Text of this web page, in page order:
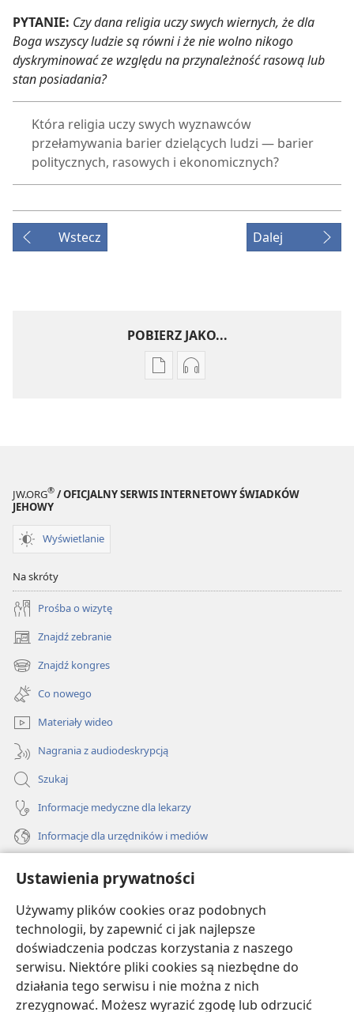
Ustawienia prywatności
Używamy plików cookies oraz podobnych
technologii, by zapewnić ci jak najlepsze
doświadczenia podczas korzystania z naszego
serwisu. Niektóre pliki cookies są niezbędne do
działania tego serwisu i nie można z nich
zrezygnować. Możesz wyrazić zgodę lub odrzucić
PYTANIE: Czy dana religia uczy swych wiernych, że dla
Boga wszyscy ludzie są równi i że nie wolno nikogo
dyskryminować ze względu na przynależność rasową lub
stan posiadania?
Która religia uczy swych wyznawców
przełamywania barier dzielących ludzi — barier
politycznych, rasowych i ekonomicznych?
Wstecz Dalej
POBIERZ JAKO...
UstawieniaUstawienia
JW.ORG® / OFICJALNY SERWIS INTERNETOWY ŚWIADKÓW
JEHOWY
Wyświetlanie
Na skróty
Prośba o wizytę
Znajdź zebranie
(opens
new
window)
Znajdź kongres
(opens
new
window)
Co nowego
Materiały wideo
Nagrania z audiodeskrypcją
Szukaj
Informacje medyczne dla lekarzy
Informacje dla urzędników i mediów
Darowizny
(opens
new
window)BIBLIOTEKA INTERNETOWA Strażnicy
(opens
new
window)JW Hub
(opens
new